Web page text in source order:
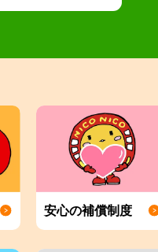
安心の補償制度